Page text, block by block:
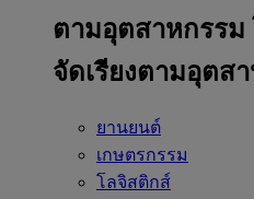
ตามอุตสาหกรรม
จัดเรียงตามอุตส
ยานยนต์
เกษตรกรรม
โลจิสติกส์